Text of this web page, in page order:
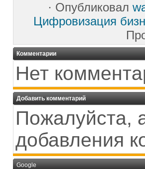
· Опубликовал
Цифровизация
Комментарии
Нет
Добавить комментарий
Пожалуйста,
добавления
Google